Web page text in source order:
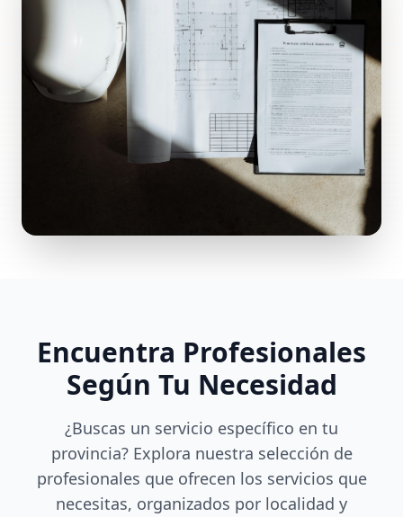
Encuentra Profesionales
Según Tu Necesidad
¿Buscas un servicio específico en tu
provincia? Explora nuestra selección de
profesionales que ofrecen los servicios que
necesitas, organizados por localidad y